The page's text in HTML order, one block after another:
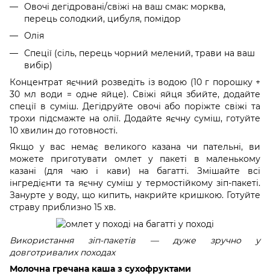
Овочі дегідровані/свіжі на ваш смак: морква,
перець солодкий, цибуля, помідор
Олія
Спеції (сіль, перець чорний мелений, трави на ваш
вибір)
Концентрат яєчний розведіть із водою (10 г порошку +
30 мл води = одне яйце). Свіжі яйця збийте, додайте
спеції в суміш. Дегідруйте овочі або поріжте свіжі та
трохи підсмажте на олії. Додайте яєчну суміш, готуйте
10 хвилин до готовності.
Якщо у вас немає великого казана чи пательні, ви
можете приготувати омлет у пакеті в маленькому
казані (для чаю і кави) на багатті. Змішайте всі
інгредієнти та яєчну суміш у термостійкому зіп-пакеті.
Занурте у воду, що кипить, накрийте кришкою. Готуйте
страву приблизно 15 хв.
Використання зіп-пакетів — дуже зручно у
довготривалих походах
Молочна гречана каша з сухофруктами